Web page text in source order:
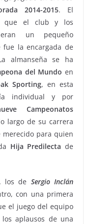
2014-2015. El
que el club y los
un pequeño
fue la encargada de
almanseña se ha
del Mundo en
Sporting, en esta
individual y por
Campeonatos
largo de su carrera
para quien
Hija Predilecta de
los de Sergio Inclán
con una primera
el juego del equipo
aplausos de una